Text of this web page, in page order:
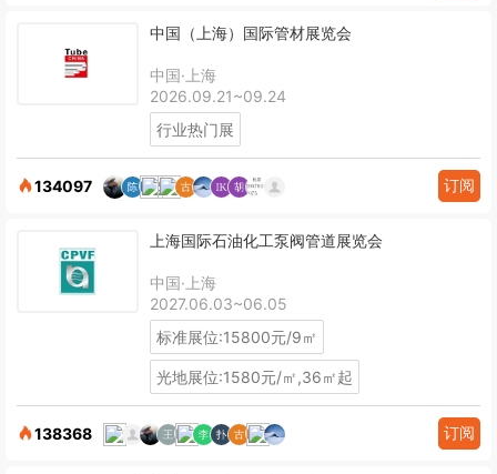
中国（上海）国际管材展览会
中国·上海
2026.09.21~09.24
行业热门展
134097 订阅
上海国际石油化工泵阀管道展览会
中国·上海
2027.06.03~06.05
标准展位:15800元/9㎡
光地展位:1580元/㎡,36㎡起
138368 订阅